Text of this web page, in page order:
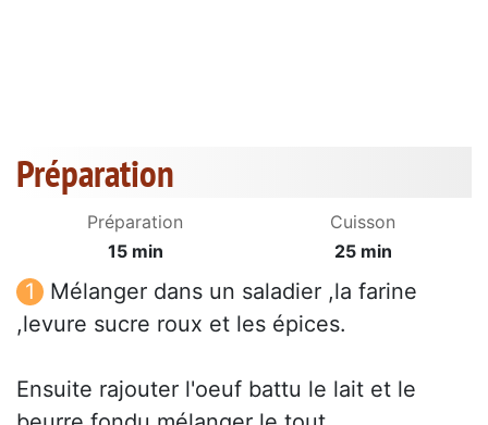
Préparation
Préparation
15 min
Cuisson
25 min
Mélanger dans un saladier ,la farine
,levure sucre roux et les épices.
Ensuite rajouter l'oeuf battu le lait et le